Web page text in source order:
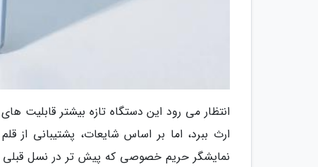
انتظار می رود این دستگاه تازه بیشتر قابلیت
ارث ببرد، اما بر اساس شایعات، پشتیبانی
نمایشگر حریم خصوصی که پیش تر در نسل قبلی